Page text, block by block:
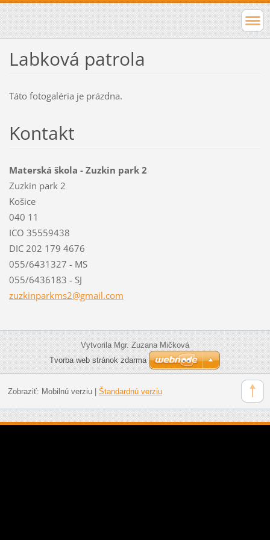
Labková patrola
Táto fotogaléria je prázdna.
Kontakt
Materská škola - Zuzkin park 2
Zuzkin park 2
Košice
040 11
ICO 35559438
DIC 202 179 4676
055/6431327 - MS
055/6436183 - SJ
zuzkinparkms2@gmail.com
Vytvorila Mgr. Zuzana Mičková
Tvorba web stránok zdarma
Zobraziť: Mobilnú verziu| Štandardnú verziu